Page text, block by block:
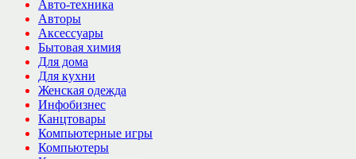
Авто-техника
Авторы
Аксессуары
Бытовая химия
Для дома
Для кухни
Женская одежда
Инфобизнес
Канцтовары
Компьютерные игры
Компьютеры